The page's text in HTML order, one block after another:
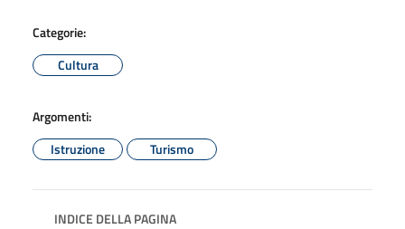
Categorie:
Cultura
Argomenti:
Istruzione
Turismo
INDICE DELLA PAGINA